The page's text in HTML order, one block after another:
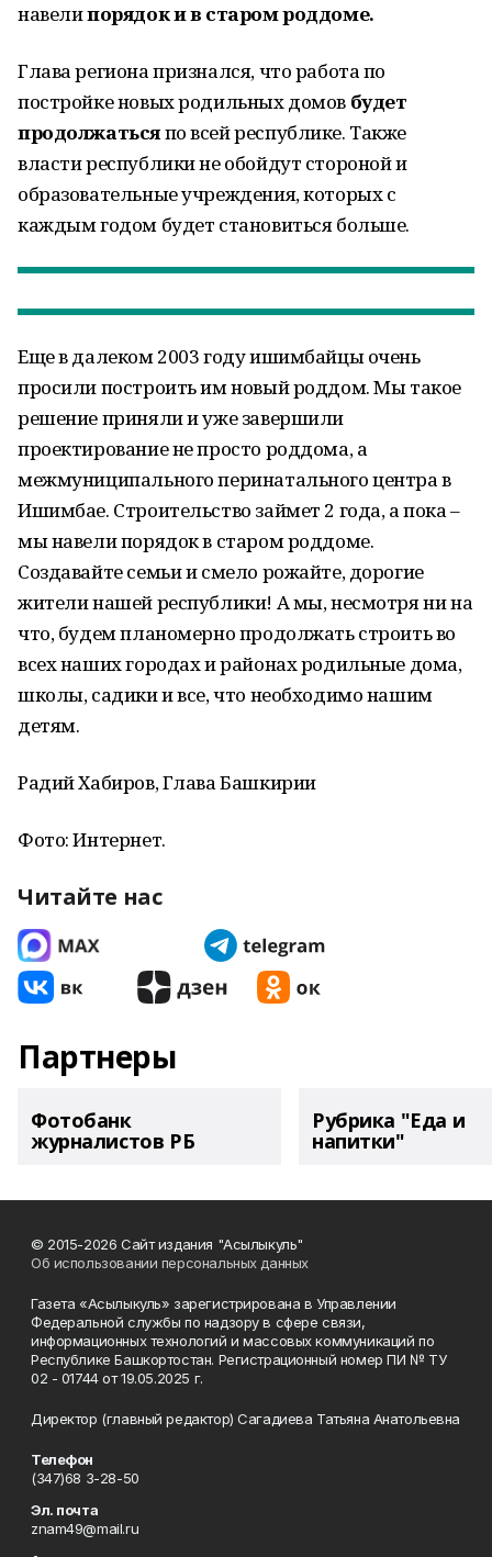
навелипорядок и в старом роддоме.
Глава региона признался, что работа по
постройке новых родильных домов будет
продолжатьсяпо всей республике. Также
власти республики не обойдут стороной и
образовательные учреждения, которых с
каждым годом будет становиться больше.
Еще в далеком 2003 году ишимбайцы очень
просили построить им новый роддом. Мы такое
решение приняли и уже завершили
проектирование не просто роддома, а
межмуниципального перинатального центра в
Ишимбае. Строительство займет 2 года, а пока –
мы навели порядок в старом роддоме.
Создавайте семьи и смело рожайте, дорогие
жители нашей республики! А мы, несмотря ни на
что, будем планомерно продолжать строить во
всех наших городах и районах родильные дома,
школы, садики и все, что необходимо нашим
детям.
Радий Хабиров, Глава Башкирии
Фото: Интернет.
Читайте нас
Партнеры
Фотобанк
журналистов РБ
Рубрика "Еда и
напитки"
© 2015-2026 Сайт издания "Асылыкуль"
Об использовании персональных данных
Газета «Асылыкуль» зарегистрирована в Управлении
Федеральной службы по надзору в сфере связи,
информационных технологий и массовых коммуникаций по
Республике Башкортостан. Регистрационный номер ПИ № ТУ
02 - 01744 от 19.05.2025 г.
Директор (главный редактор) Сагадиева Татьяна Анатольевна
Телефон
(347)68 3-28-50
Эл. почта
znam49@mail.ru